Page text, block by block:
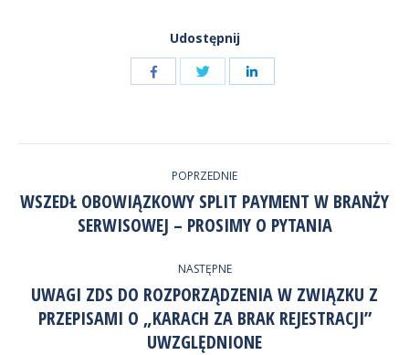
Udostępnij
Udostępnij
przez
Twitter
Udostępnij
WPISÓW
POPRZEDNIE
Poprzedni
wpis:
WSZEDŁ OBOWIĄZKOWY SPLIT PAYMENT W BRANŻY
SERWISOWEJ – PROSIMY O PYTANIA
NASTĘPNE
Następny
wpis:
UWAGI ZDS DO ROZPORZĄDZENIA W ZWIĄZKU Z
PRZEPISAMI O „KARACH ZA BRAK REJESTRACJI”
UWZGLĘDNIONE